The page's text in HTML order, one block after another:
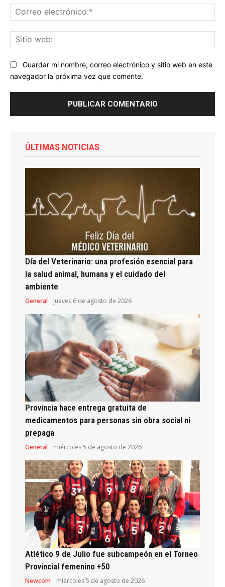
Guardar mi nombre, correo electrónico y sitio web en este
navegador la próxima vez que comente.
ÚLTIMAS NOTICIAS
Día del Veterinario: una profesión esencial para
la salud animal, humana y el cuidado del
ambiente
General jueves 6 de agosto de 2026
Provincia hace entrega gratuita de
medicamentos para personas sin obra social ni
prepaga
General miércoles 5 de agosto de 2026
Atlético 9 de Julio fue subcampeón en el Torneo
Provincial femenino +50
Newcom miércoles 5 de agosto de 2026